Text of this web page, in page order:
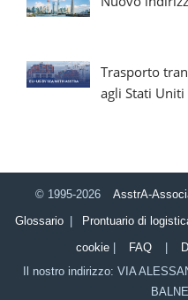
Trasporto
agli Stati Uniti
© 1995-2026 AsstrA-
Glossario
Prontuario di
cookie
FAQ
Il nostro indirizzo: VIA